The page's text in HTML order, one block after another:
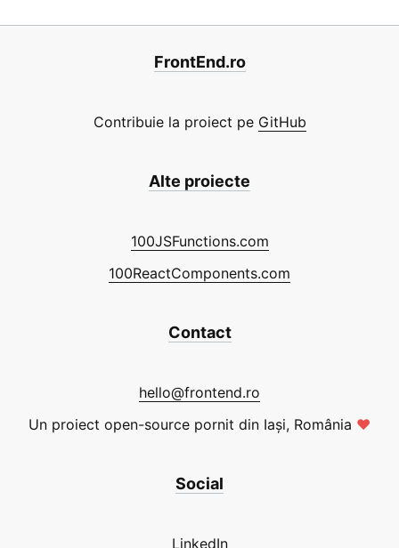
FrontEnd.ro
Contribuie la proiect pe GitHub
Alte proiecte
100JSFunctions.com
100ReactComponents.com
Contact
hello@frontend.ro
Un proiect open-source pornit din Iași, România ❤
Social
LinkedIn